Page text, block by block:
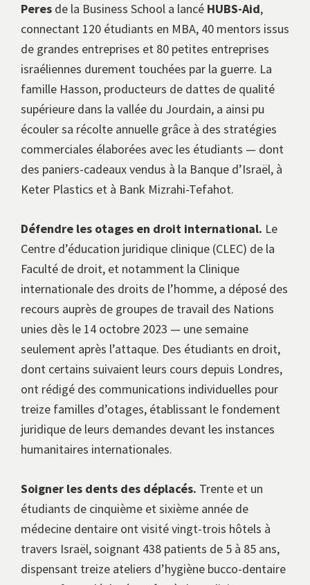
Peres de la Business School a lancé HUBS-Aid,
connectant 120 étudiants en MBA, 40 mentors issus
de grandes entreprises et 80 petites entreprises
israéliennes durement touchées par la guerre. La
famille Hasson, producteurs de dattes de qualité
supérieure dans la vallée du Jourdain, a ainsi pu
écouler sa récolte annuelle grâce à des stratégies
commerciales élaborées avec les étudiants — dont
des paniers-cadeaux vendus à la Banque d’Israël, à
Keter Plastics et à Bank Mizrahi-Tefahot.
Défendre les otages en droit international. Le
Centre d’éducation juridique clinique (CLEC) de la
Faculté de droit, et notamment la Clinique
internationale des droits de l’homme, a déposé des
recours auprès de groupes de travail des Nations
unies dès le 14 octobre 2023 — une semaine
seulement après l’attaque. Des étudiants en droit,
dont certains suivaient leurs cours depuis Londres,
ont rédigé des communications individuelles pour
treize familles d’otages, établissant le fondement
juridique de leurs demandes devant les instances
humanitaires internationales.
Soigner les dents des déplacés. Trente et un
étudiants de cinquième et sixième année de
médecine dentaire ont visité vingt-trois hôtels à
travers Israël, soignant 438 patients de 5 à 85 ans,
dispensant treize ateliers d’hygiène bucco-dentaire